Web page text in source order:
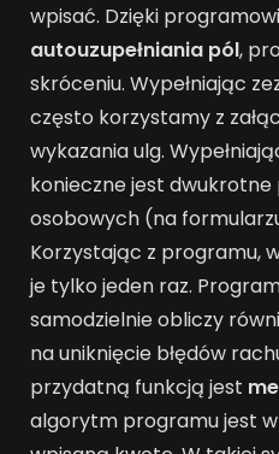
wpisać. Dzięki
autouzupełniania pól,
skróceniu. Wypełniając
często korzystamy z
wykazania ulg.
konieczne jest
osobowych (na
Korzystając z programu,
je tylko jeden raz.
samodzielnie obliczy
na uniknięcie błędów
przydatną funkcją jest
algorytm programu jest w